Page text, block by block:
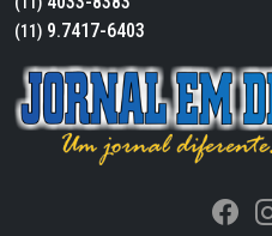
(11) 9.7417-6403